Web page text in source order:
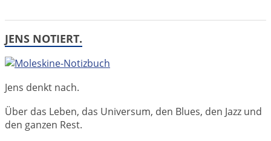
JENS NOTIERT.
Jens denkt nach.
Über das Leben, das Universum, den Blues, den Jazz und
den ganzen Rest.